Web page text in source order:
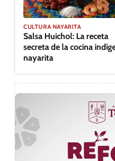
CULTURA NAYARITA
Salsa Huichol: La receta
secreta de la cocina
nayarita